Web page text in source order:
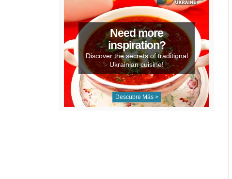
Need more
inspiration?
Discover the secrets of traditional
Ukrainian cuisine!
Descubre Más >